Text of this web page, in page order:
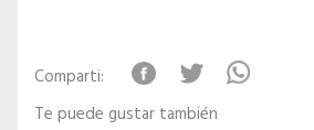
Comparti:
Te puede gustar también